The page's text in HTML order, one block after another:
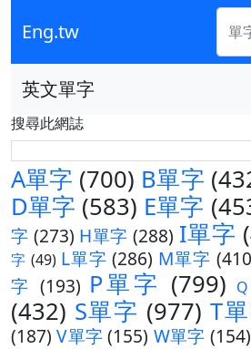
Eng.tw
英文單字
搜尋此網誌
A單字 (700) B單字
D單字 (583) E單字
字 (273) H單字 (288) I單字
字 (49) L單字 (286) M單字
字 (193) P單字 (799)
(432) S單字 (977) T
(187) V單字(155) W單字 (154)